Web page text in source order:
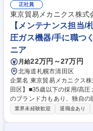
ステムのデータ管理も担います。 募集職種 【東京】電力小売関
企画・契約管理・業務管理
正社員
東京貿易メカニクス株式
【メンテナンス担当/
圧ガス機器/手に職つ
ニア
月給22万円～27万円
北海道札幌市清田区
企業名 東京貿易メカニクス株式会社 求人名 【メンテナン
田区】■35歳以下の採用/高圧ガス機器/手
のブランド力もあり、独自
売する高圧ガス機器(ポンプ
ッサーやポンプなどの保守
業界未経験歓迎 退職金あり